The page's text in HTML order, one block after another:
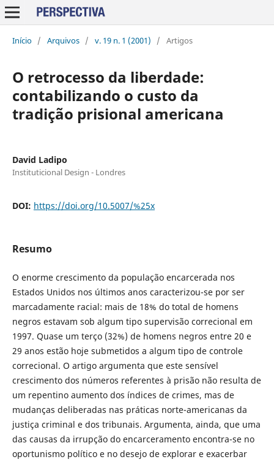
Início / Arquivos / v. 19 n. 1 (2001) / Artigos
O retrocesso da liberdade:
contabilizando o custo da
tradição prisional americana
David Ladipo
Instituticional Design - Londres
DOI: https://doi.org/10.5007/%25x
Resumo
O enorme crescimento da população encarcerada nos
Estados Unidos nos últimos anos caracterizou-se por ser
marcadamente racial: mais de 18% do total de homens
negros estavam sob algum tipo supervisão correcional em
1997. Quase um terço (32%) de homens negros entre 20 e
29 anos estão hoje submetidos a algum tipo de controle
correcional. O artigo argumenta que este sensível
crescimento dos números referentes à prisão não resulta de
um repentino aumento dos índices de crimes, mas de
mudanças deliberadas nas práticas norte-americanas da
justiça criminal e dos tribunais. Argumenta, ainda, que uma
das causas da irrupção do encarceramento encontra-se no
oportunismo político e no desejo de explorar e exacerbar